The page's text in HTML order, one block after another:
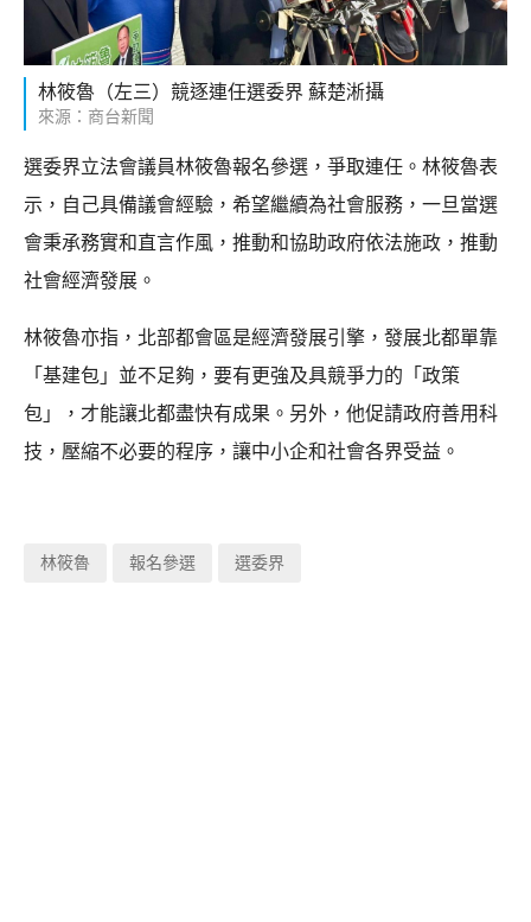
林筱魯（左三）競逐連任選委界 蘇楚淅攝
來源：商台新聞
選委界立法會議員林筱魯報名參選，爭取連任。林筱魯表
示，自己具備議會經驗，希望繼續為社會服務，一旦當選
會秉承務實和直言作風，推動和協助政府依法施政，推動
社會經濟發展。
林筱魯亦指，北部都會區是經濟發展引擎，發展北都單靠
「基建包」並不足夠，要有更強及具競爭力的「政策
包」，才能讓北都盡快有成果。另外，他促請政府善用科
技，壓縮不必要的程序，讓中小企和社會各界受益。
林筱魯 報名參選 選委界